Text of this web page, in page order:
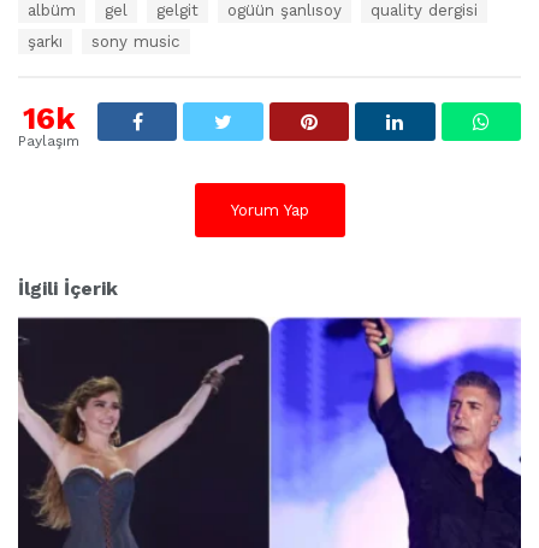
t
l
albüm gel gelgit ogüün şanlısoy
quality dergisi
şarkı
sony music
16k
Paylaşım
Yorum Yap
İlgili İçerik